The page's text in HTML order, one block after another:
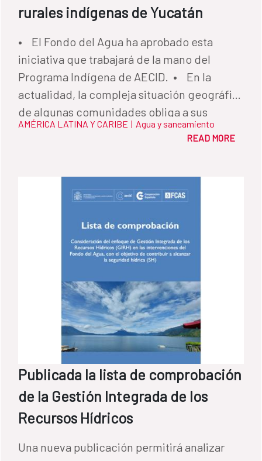
rurales indígenas de Yucatán
• El Fondo del Agua ha aprobado esta
iniciativa que trabajará de la mano del
Programa Indígena de AECID. • En la
actualidad, la compleja situación geográfica
de algunas comunidades obliga a sus
habitantes a desplazarse a pueblos vecinos
AMÉRICA LATINA Y CARIBE | Agua y saneamiento
READ MORE
Publicada la lista de comprobación
de la Gestión Integrada de los
Recursos Hídricos
Una nueva publicación permitirá analizar